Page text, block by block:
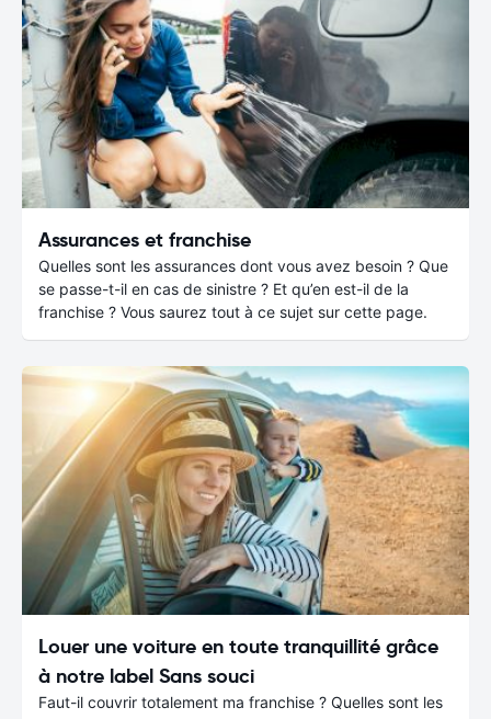
Assurances et franchise
Quelles sont les assurances dont vous avez besoin ? Que
se passe-t-il en cas de sinistre ? Et qu’en est-il de la
franchise ? Vous saurez tout à ce sujet sur cette page.
Louer une voiture en toute tranquillité grâce
à notre label Sans souci
Faut-il couvrir totalement ma franchise ? Quelles sont les